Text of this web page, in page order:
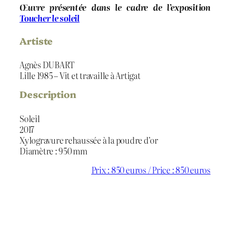
Œuvre présentée dans le cadre de l’exposition
Toucher le soleil
Artiste
Agnès DUBART
Lille 1985 – Vit et travaille à Artigat
Description
Soleil
2017
Xylogravure rehaussée à la poudre d’or
Diamètre : 950 mm
Prix : 850 euros / Price : 850 euros